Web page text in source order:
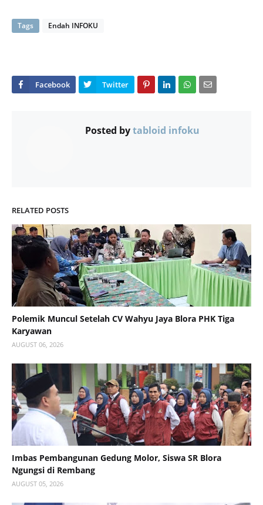
Tags Endah INFOKU
Posted bytabloid infoku
RELATED POSTS
Polemik Muncul Setelah CV Wahyu Jaya Blora PHK Tiga
Karyawan
AUGUST 06, 2026
Imbas Pembangunan Gedung Molor, Siswa SR Blora
Ngungsi di Rembang
AUGUST 05, 2026